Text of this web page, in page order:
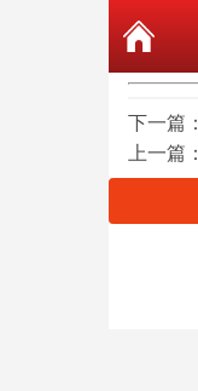
下一篇：
上一篇：